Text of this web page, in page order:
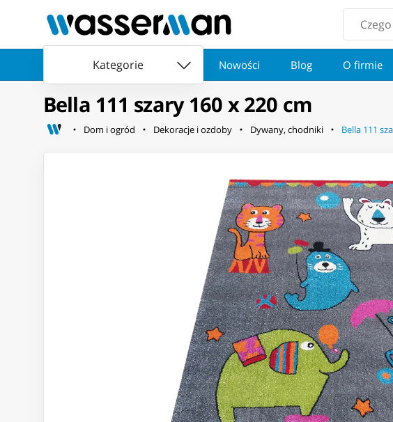
Kategorie Nowości Blog O firmie
Bella 111 szary 160 x 220 cm
Dom i ogród Dekoracje i ozdoby Dywany, chodniki Bella 111